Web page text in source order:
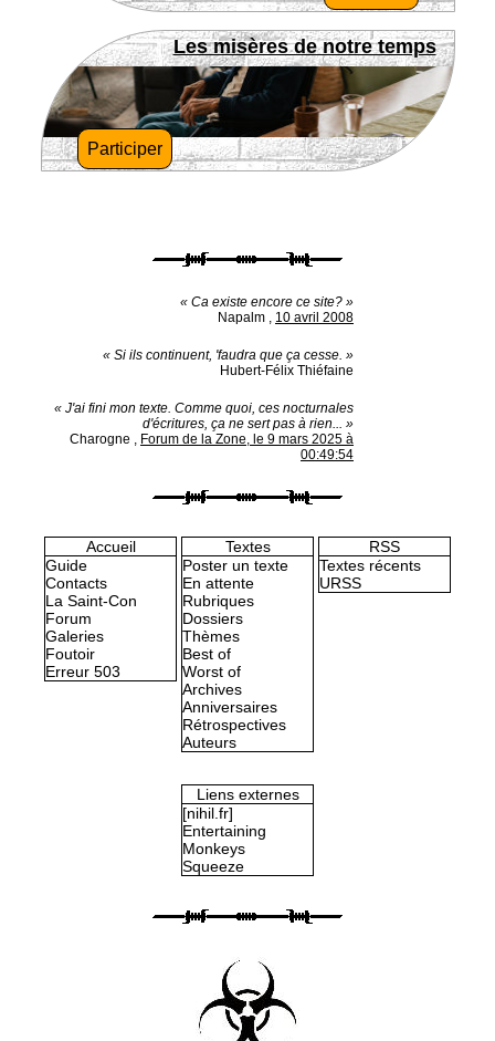
Les misères de notre temps
Participer
« Ca existe encore ce site? »
Napalm , 10 avril 2008
« Si ils continuent, 'faudra que ça cesse. »
Hubert-Félix Thiéfaine
« J'ai fini mon texte. Comme quoi, ces nocturnales
d'écritures, ça ne sert pas à rien... »
Charogne , Forum de la Zone, le 9 mars 2025 à
00:49:54
Accueil
Guide
Contacts
La Saint-Con
Forum
Galeries
Foutoir
Erreur 503
Textes
Poster un texte
En attente
Rubriques
Dossiers
Thèmes
Best of
Worst of
Archives
Anniversaires
Rétrospectives
Auteurs
RSS
Textes récents
URSS
Liens externes
[nihil.fr]
Entertaining
Monkeys
Squeeze